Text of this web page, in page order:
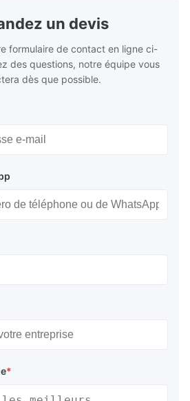
un devis
formulaire de contact en ligne ci-
des questions, notre équipe vous
dès que possible.
*